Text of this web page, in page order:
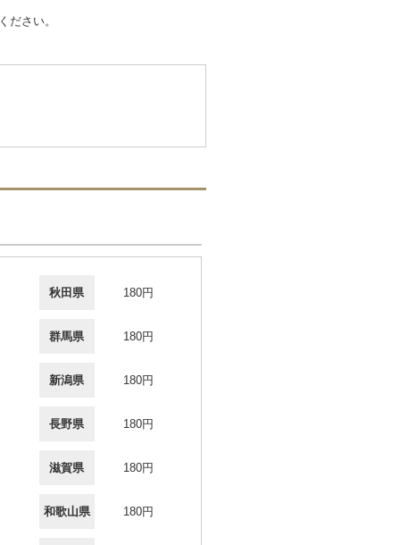
ださい。
秋田県 180円
群馬県 180円
新潟県 180円
長野県 180円
滋賀県 180円
和歌山県 180円